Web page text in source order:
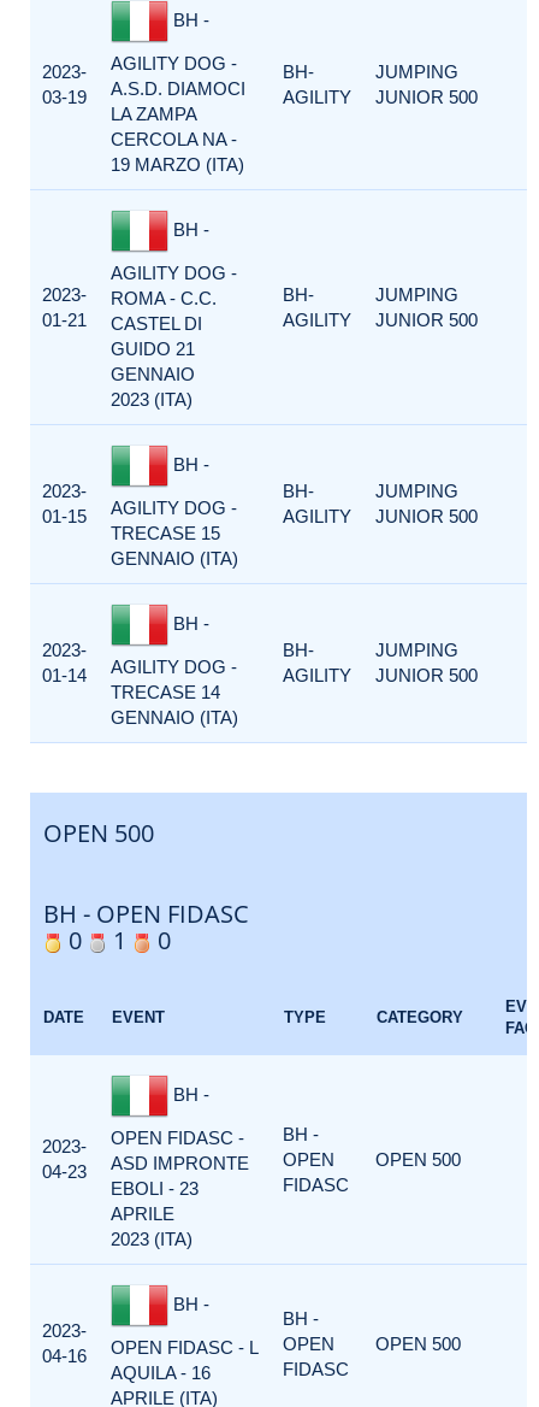
2023-
03-19
BH -
AGILITY DOG -
A.S.D. DIAMOCI
LA ZAMPA
CERCOLA NA -
19 MARZO (ITA)
BH-
AGILITY
JUMPING
JUNIOR 500
2023-
01-21
BH -
AGILITY DOG -
ROMA - C.C.
CASTEL DI
GUIDO 21
GENNAIO
2023 (ITA)
BH-
AGILITY
JUMPING
JUNIOR 500
2023-
01-15
BH -
AGILITY DOG -
TRECASE 15
GENNAIO (ITA)
BH-
AGILITY
JUMPING
JUNIOR 500
2023-
01-14
BH -
AGILITY DOG -
TRECASE 14
GENNAIO (ITA)
BH-
AGILITY
JUMPING
JUNIOR 500
OPEN 500
BH - OPEN FIDASC
0
1 0
DATE EVENT TYPE CATEGORY
2023-
04-23
BH -
OPEN FIDASC -
ASD IMPRONTE
EBOLI - 23
APRILE
2023 (ITA)
BH -
OPEN
FIDASC
OPEN 500
2023-
04-16
BH -
OPEN FIDASC - L
AQUILA - 16
APRILE (ITA)
BH -
OPEN
FIDASC
OPEN 500